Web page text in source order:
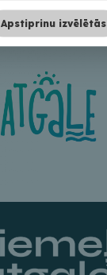
Apstiprinu izvēlētās